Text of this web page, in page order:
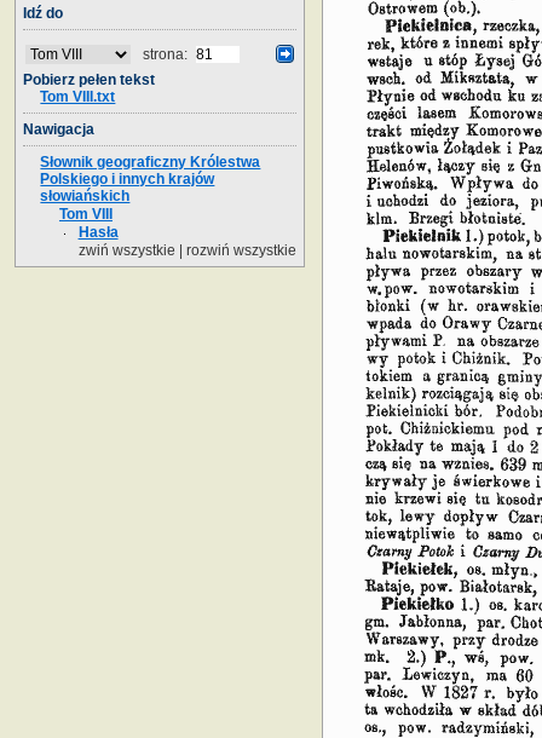
Idź do
strona:
Pobierz pełen tekst
Tom VIII.txt
Nawigacja
Słownik geograficzny Królestwa
Polskiego i innych krajów
słowiańskich
Tom VIII
Hasła
zwiń wszystkie
rozwiń wszystkie